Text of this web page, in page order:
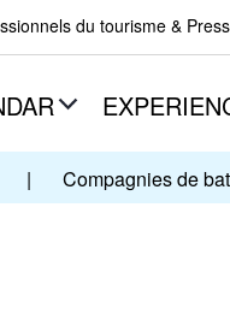
du tourisme &
| Compagnies de